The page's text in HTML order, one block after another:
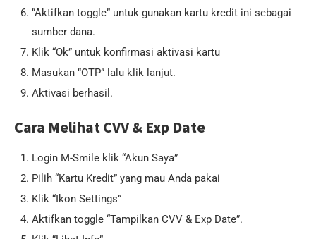
“Aktifkan toggle” untuk gunakan kartu kredit ini sebagai
sumber dana.
Klik “Ok” untuk konfirmasi aktivasi kartu
Masukan “OTP” lalu klik lanjut.
Aktivasi berhasil.
Cara Melihat CVV & Exp Date
Login M-Smile klik “Akun Saya”
Pilih “Kartu Kredit” yang mau Anda pakai
Klik “Ikon Settings”
Aktifkan toggle “Tampilkan CVV & Exp Date”.